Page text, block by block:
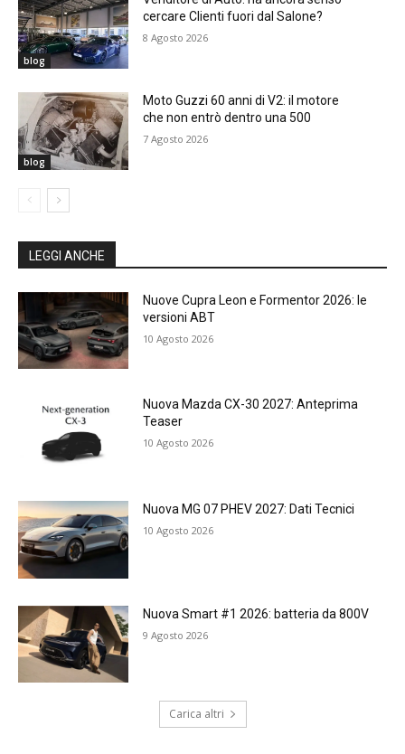
blog
cercare Clienti fuori dal Salone?
8 Agosto 2026
blog
Moto Guzzi 60 anni di V2: il motore
che non entrò dentro una 500
7 Agosto 2026
LEGGI ANCHE
Nuove Cupra Leon e Formentor 2026: le
versioni ABT
10 Agosto 2026
Nuova Mazda CX-30 2027: Anteprima
Teaser
10 Agosto 2026
Nuova MG 07 PHEV 2027: Dati Tecnici
10 Agosto 2026
Nuova Smart #1 2026: batteria da 800V
9 Agosto 2026
Carica altri